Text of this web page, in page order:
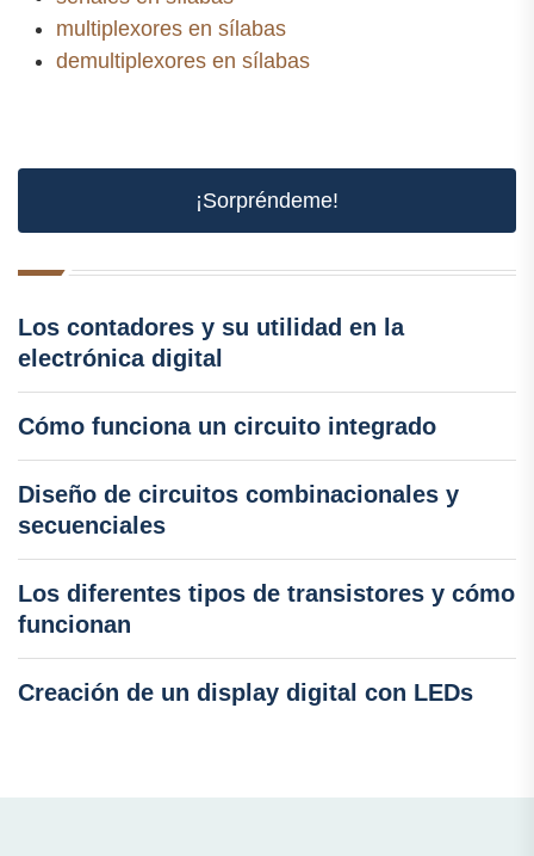
multiplexores en sílabas
demultiplexores en sílabas
¡Sorpréndeme!
Los contadores y su utilidad en la
electrónica digital
Cómo funciona un circuito integrado
Diseño de circuitos combinacionales y
secuenciales
Los diferentes tipos de transistores y cómo
funcionan
Creación de un display digital con LEDs